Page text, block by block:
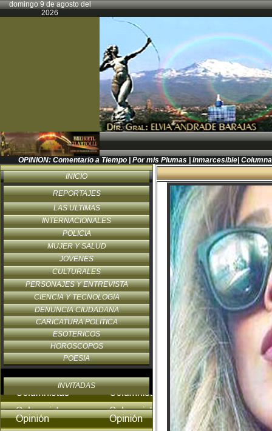
domingo 9 de agosto del
2026
OPINION: Comentario a Tiempo Por mis Plumas Inmarcesible
INICIO
REPORTAJES
LAS ULTIMAS
INTERNACIONALES
POLICIA
MUJER Y SALUD
JOVENES
CULTURALES
PERSONAJES Y ENTREVISTA
CIENCIA Y TECNOLOGIA
DENUNCIA CIUDADANA
CARICATURA POLITICA
ESOTERICOS
HOROSCOPOS
POESIA
INVITADAS